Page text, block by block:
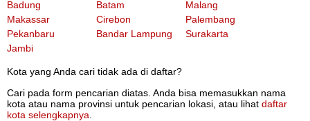
Badung
Batam
Malang
Makassar
Cirebon
Palembang
Pekanbaru
Bandar Lampung
Surakarta
Jambi
Kota yang Anda cari tidak ada di daftar?
Cari pada form pencarian diatas. Anda bisa memasukkan nama
kota atau nama provinsi untuk pencarian lokasi, atau lihat daftar
kota selengkapnya